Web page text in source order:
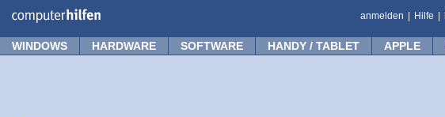
anmelden Hilfe
WINDOWS HARDWARE SOFTWARE HANDY / TABLET APPLE